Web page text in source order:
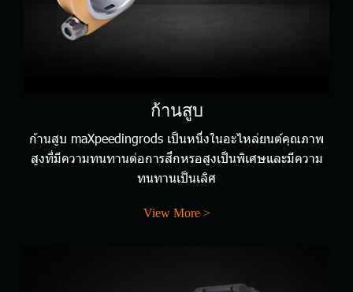
ก้านสูบ
ก้านสูบ maXpeedingrods เป็นหนึ่งในอะไหล่ยนต์คุณภาพ
สูงที่มีความทนทานต่อการสึกหรอสูงเป็นพิเศษและมีความ
ทนทานเป็นเลิศ
View More >